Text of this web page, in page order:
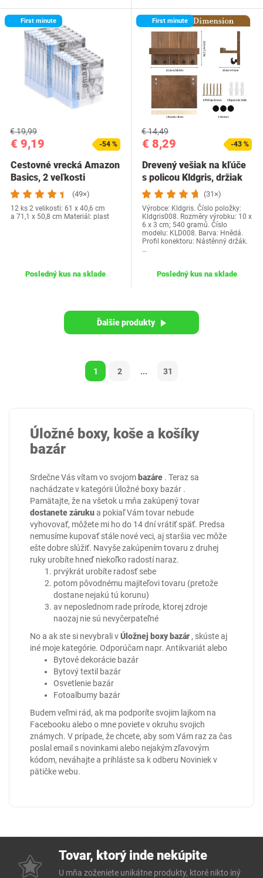
First minute
€ 9,19
€ 19,99
-54 %
Cestovné vrecká Amazon
Basics, 2 veľkosti
(49×)
12 ks 2 velikosti: 61 x 40,6 cm
a 71,1 x 50,8 cm Materiál: plast
Posledný kus na sklade
First minute
€ 8,29
€ 14,49
-43 %
Drevený vešiak na kľúče
s policou Kldgris, držiak
na kľúče…
(31×)
Výrobce: Kldgris. Číslo položky:
Kldgris008. Rozměry výrobku: 10 x
6 x 3 cm; 540 gramů. Číslo
modelu: KLD008. Barva: Hnědá.
Profil konektoru: Nástěnný držák.
…
Posledný kus na sklade
Ďalšie produkty
1 2 ... 31
Úložné boxy, koše a košíky
bazár
Srdečne Vás vítam vo svojom bazáre . Teraz sa
nachádzate v kategórii Úložné boxy bazár .
Pamätajte, že na všetok u mňa zakúpený tovar
dostanete zárukua pokiaľ Vám tovar nebude
vyhovovať, môžete mi ho do 14 dní vrátiť späť. Predsa
nemusíme kupovať stále nové veci, aj staršia vec môže
ešte dobre slúžiť. Navyše zakúpením tovaru z druhej
ruky urobíte hneď niekoľko radostí naraz.
prvýkrát urobíte radosť sebe
potom pôvodnému majiteľovi tovaru (pretože
dostane nejakú tú korunu)
av neposlednom rade prírode, ktorej zdroje
naozaj nie sú nevyčerpateľné
No a ak ste si nevybrali vÚložnej boxy bazár , skúste aj
iné moje kategórie. Odporúčam napr. Antikvariát alebo
Bytové dekorácie bazár
Bytový textil bazár
Osvetlenie bazár
Fotoalbumy bazár
Budem veľmi rád, ak ma podporíte svojim lajkom na
Facebooku alebo o mne poviete v okruhu svojich
známych. V prípade, že chcete, aby som Vám raz za čas
poslal email s novinkami alebo nejakým zľavovým
kódom, neváhajte a prihláste sa k odberu Noviniek v
pätičke webu.
Tovar, ktorý inde nekúpite
U mňa zoženiete unikátne produkty, ktoré nikto iný